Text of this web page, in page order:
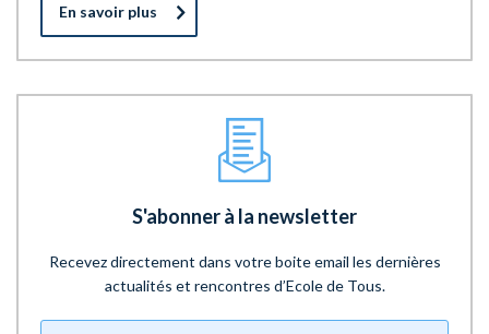
En savoir plus
S'abonner à la newsletter
Recevez directement dans votre boite email les dernières
actualités et rencontres d’Ecole de Tous.